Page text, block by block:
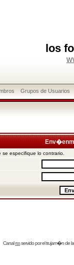
los
Grupos de Usuarios
especifique lo contrario.
Canalrssservido por eltrujam�nde